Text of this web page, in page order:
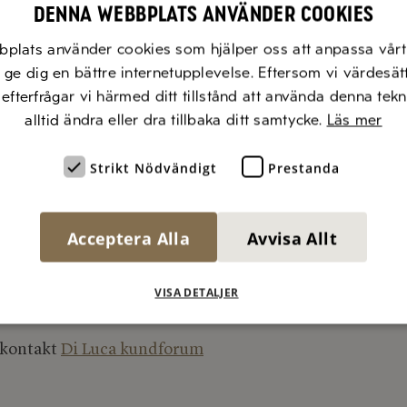
vinner ett flertal utmärkelser varje år och är
Di Luca kundforum
Denna webbplats använder cookies
använder cookies som hjälper oss att anpassa
dig en bättre internetupplevelse. Eftersom vi
vi härmed ditt tillstånd att använda denna
alltid ändra eller dra tillbaka ditt samtycke. Läs mer
Strikt Nödvändigt Prestanda
Acceptera Alla Avvisa Allt
VISA DETALJER